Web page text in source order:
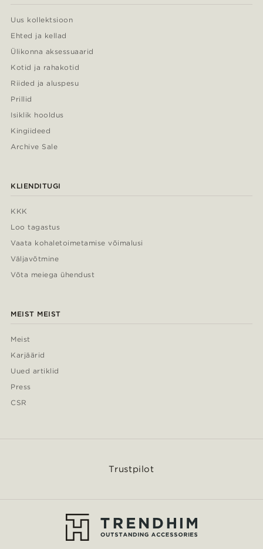
Uus kollektsioon
Ehted ja kellad
Ülikonna aksessuaarid
Kotid ja rahakotid
Riided ja aluspesu
Prillid
Isiklik hooldus
Kingiideed
Archive Sale
KLIENDITUGI
KKK
Loo tagastus
Vaata kohaletoimetamise võimalusi
Väljavõtmine
Võta meiega ühendust
MEIST MEIST
Meist
Karjäärid
Uued artiklid
Press
CSR
Trustpilot